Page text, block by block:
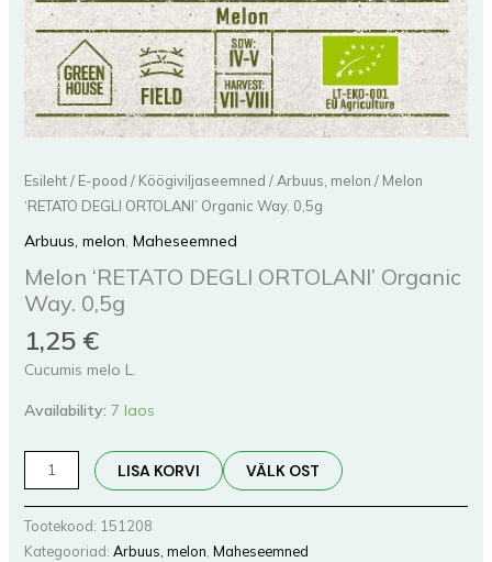
Esileht/ E-pood / Köögiviljaseemned / Arbuus, melon / Melon
‘RETATO DEGLI ORTOLANI’ Organic Way. 0,5g
Arbuus, melon Maheseemned
Melon ‘RETATO DEGLI ORTOLANI’ Organic
Way. 0,5g
1,25 €
Cucumis melo L.
Availability: 7 laos
LISA KORVI VÄLK OST
Tootekood: 151208
Kategooriad: Arbuus, melon Maheseemned